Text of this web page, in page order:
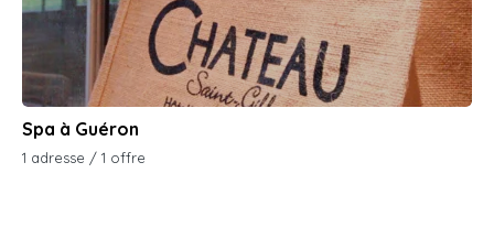
Spa à Guéron
1 adresse / 1 offre